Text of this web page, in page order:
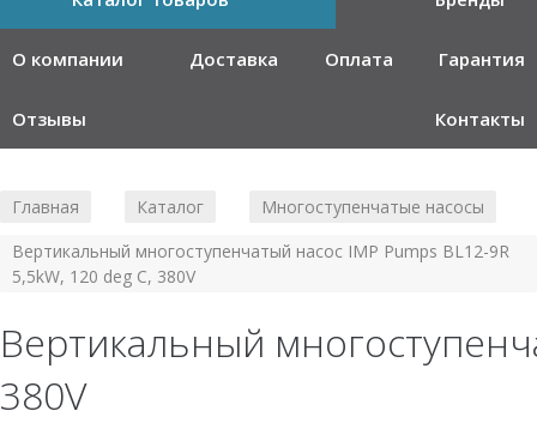
О компании Доставка Оплата Гарантия
Отзывы Контакты
Главная Каталог Многоступенчатые насосы
Вертикальный многоступенчатый насос IMP Pumps BL12-9R
5,5kW, 120 deg C, 380V
Вертикальный
380V